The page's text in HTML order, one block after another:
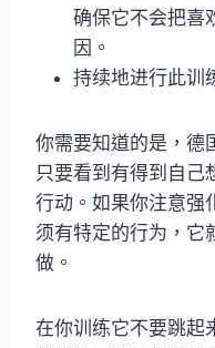
确保它不会把喜
因。
持续地进行此训
你需要知道的是，德
只要看到有得到自己
行动。如果你注意强
须有特定的行为，它
做。
在你训练它不要跳起